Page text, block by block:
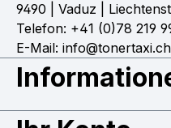
9490 | Vaduz |
Telefon: +41 (0)78 219
E-Mail: info@tonertaxi.ch